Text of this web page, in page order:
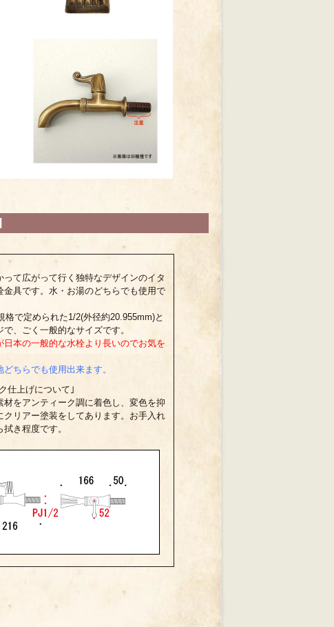
って広がって行く独特なデザインのイタ
金具です。水・お湯のどちらでも使用で
格で定められた1/2(外径約20.955mm)と
で、ごく一般的なサイズです。
日本の一般的な水栓より長いのでお気を
ちらでも使用出来ます。
仕上げについて｣
材をアンティーク調に着色し、変色を抑
クリアー塗装をしてあります。お手入れ
き程度です。